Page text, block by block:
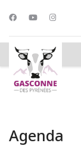
Agenda